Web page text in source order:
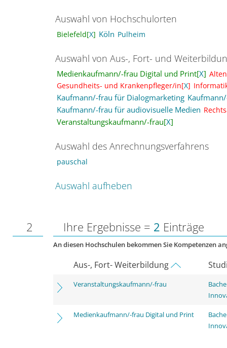
Auswahl von Hochschulorten
Bielefeld[X] Köln Pulheim
Auswahl von Aus-, Fort- und
Medienkaufmann/-frau Digital und Print[X]
Gesundheits- und Krankenpfleger/in[X]
Kaufmann/-frau für Dialogmarketing
Kaufmann/-frau für audiovisuelle Medien
Veranstaltungskaufmann/-frau[X]
Auswahl des Anrechnungsverfahrens
pauschal
Auswahl aufheben
2 Ihre Ergebnisse = 2 Einträge
An diesen Hochschulen bekommen Sie Kompetenzen
Aus-, Fort- Weiterbildung
Veranstaltungskaufmann/-frau
Medienkaufmann/-frau Digital und Print